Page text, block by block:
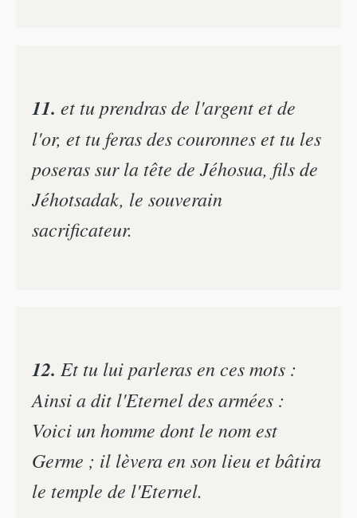
11. et tu prendras de l'argent et de
l'or, et tu feras des couronnes et tu les
poseras sur la tête de Jéhosua, fils de
Jéhotsadak, le souverain
sacrificateur.
12. Et tu lui parleras en ces mots :
Ainsi a dit l'Eternel des armées :
Voici un homme dont le nom est
Germe ; il lèvera en son lieu et bâtira
le temple de l'Eternel.